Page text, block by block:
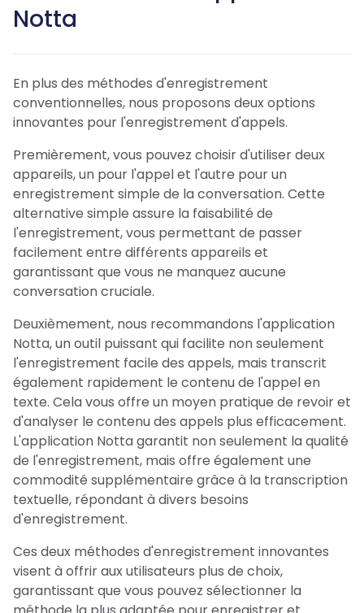
Notta
En plus des méthodes d'enregistrement
conventionnelles, nous proposons deux options
innovantes pour l'enregistrement d'appels.
Premièrement, vous pouvez choisir d'utiliser deux
appareils, un pour l'appel et l'autre pour un
enregistrement simple de la conversation. Cette
alternative simple assure la faisabilité de
l'enregistrement, vous permettant de passer
facilement entre différents appareils et
garantissant que vous ne manquez aucune
conversation cruciale.
Deuxièmement, nous recommandons l'application
Notta, un outil puissant qui facilite non seulement
l'enregistrement facile des appels, mais transcrit
également rapidement le contenu de l'appel en
texte. Cela vous offre un moyen pratique de revoir et
d'analyser le contenu des appels plus efficacement.
L'application Notta garantit non seulement la qualité
de l'enregistrement, mais offre également une
commodité supplémentaire grâce à la transcription
textuelle, répondant à divers besoins
d'enregistrement.
Ces deux méthodes d'enregistrement innovantes
visent à offrir aux utilisateurs plus de choix,
garantissant que vous pouvez sélectionner la